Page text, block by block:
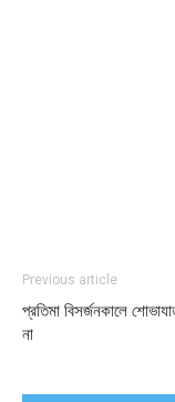
Previous article
প্রতিমা বিসর্জনকালে
না